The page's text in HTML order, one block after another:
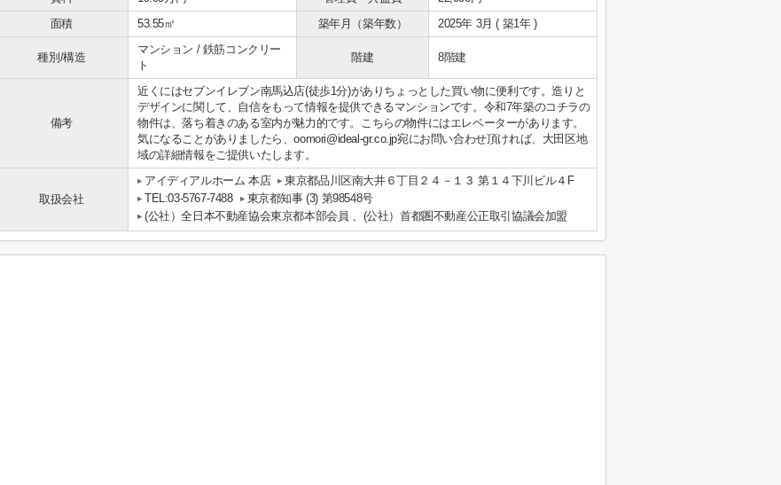
面積
53.55㎡ 築年月（築年数） 2025年 3月 ( 築1年 )
種別/構造
マンション / 鉄筋コンクリー
ト
階建 8階建
備考
近くにはセブンイレブン南馬込店(徒歩1分)がありちょっとした買い物に便利です。造りと
デザインに関して、自信をもって情報を提供できるマンションです。令和7年築のコチラの
物件は、落ち着きのある室内が魅力的です。こちらの物件にはエレベーターがあります。
気になることがありましたら、oomori@ideal-gr.co.jp宛にお問い合わせ頂ければ、大田区地
域の詳細情報をご提供いたします。
取扱会社
アイディアルホーム 本店
東京都品川区南大井６丁目２４－１３ 第１４下川ビル４F
TEL:03-5767-7488
東京都知事 (3) 第98548号
(公社）全日本不動産協会東京都本部会員 、(公社）首都圏不動産公正取引協議会加盟